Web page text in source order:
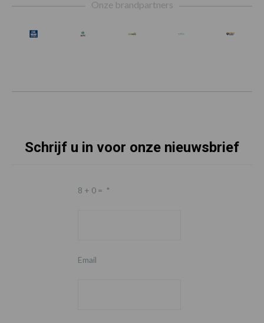
Onze brandpartners
Schrijf u in voor onze nieuwsbrief
8 + 0 = *
Email